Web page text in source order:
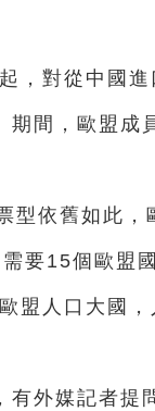
，對從中國
間，歐盟成
型依舊如此，
要15個歐盟
盟人口大國
外媒記者提